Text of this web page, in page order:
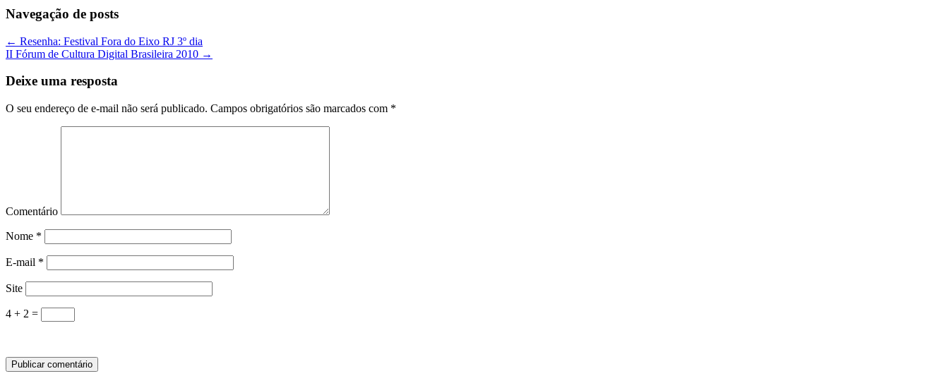
Navegação de posts
← Resenha: Festival Fora do Eixo RJ 3º dia
II Fórum de Cultura Digital Brasileira 2010 →
Deixe uma resposta
O seu endereço de e-mail não será publicado. Campos obrigatórios são marcados com *
Comentário
Nome *
E-mail *
Site
4 + 2 =